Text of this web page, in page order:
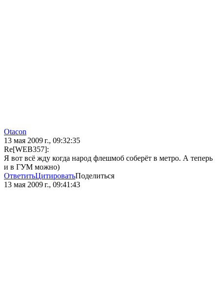
Otacon
13 мая 2009 г., 09:32:35
Re[WEB357]:
Я вот всё жду когда народ флешмоб соберёт в метро. А теперь
и в ГУМ можно)
ОтветитьЦитироватьПоделиться
13 мая 2009 г., 09:41:43